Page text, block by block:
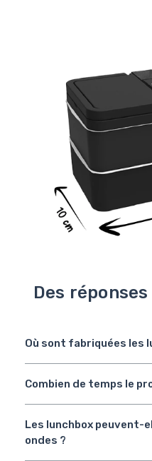
Des
Où sont fabriquées les
Combien de temps le
Les lunchbox peuvent-
ondes ?